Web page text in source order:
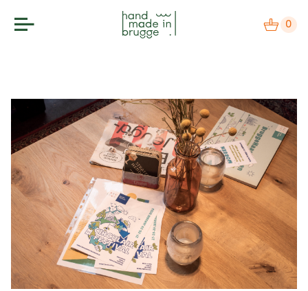
0
makers
label
bezoek
agenda
over